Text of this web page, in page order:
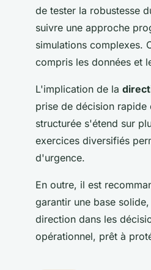
de tester la robustesse
suivre une approche
simulations complexes.
compris les données et
L'implication de la
prise de décision
structurée s'étend sur
exercices diversifiés
d'urgence.
En outre, il est
garantir une base
direction dans les
opérationnel, prêt à